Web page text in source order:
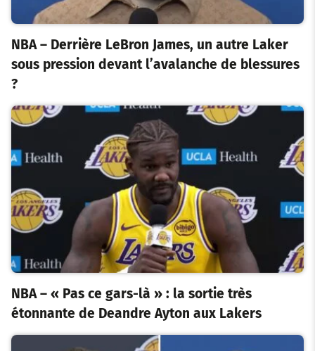
NBA – Derrière LeBron James, un autre Laker
sous pression devant l’avalanche de blessures
?
NBA – « Pas ce gars-là » : la sortie très
étonnante de Deandre Ayton aux Lakers